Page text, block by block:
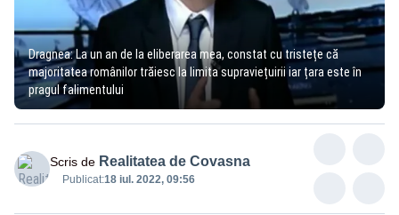
Dragnea: La un an de la eliberarea mea, constat cu tristețe că
majoritatea românilor trăiesc la limita supraviețuirii iar țara este în
pragul falimentului
Scris de Realitatea de Covasna
Publicat:18 iul. 2022, 09:56